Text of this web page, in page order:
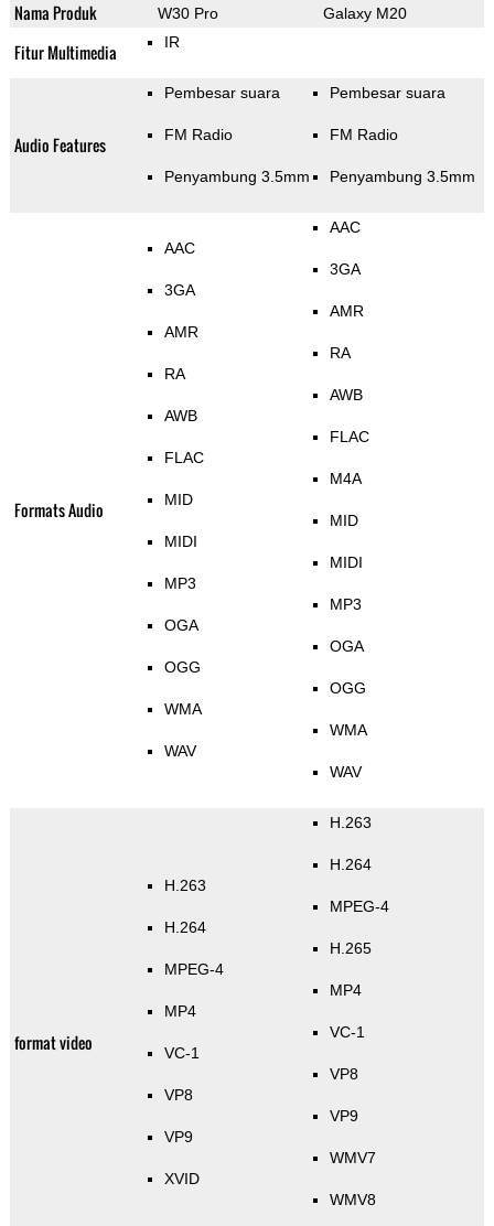
Nama Produk W30 Pro Galaxy M20
Fitur Multimedia IR
Audio Features
Pembesar suara
FM Radio
Penyambung 3.5mm
Pembesar suara
FM Radio
Penyambung 3.5mm
Formats Audio
AAC
3GA
AMR
RA
AWB
FLAC
MID
MIDI
MP3
OGA
OGG
WMA
WAV
AAC
3GA
AMR
RA
AWB
FLAC
M4A
MID
MIDI
MP3
OGA
OGG
WMA
WAV
format video
H.263
H.264
MPEG-4
MP4
VC-1
VP8
VP9
XVID
H.263
H.264
MPEG-4
H.265
MP4
VC-1
VP8
VP9
WMV7
WMV8